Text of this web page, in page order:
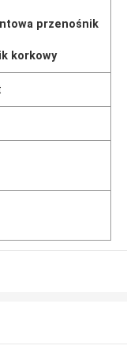
przenośnik
korkowy